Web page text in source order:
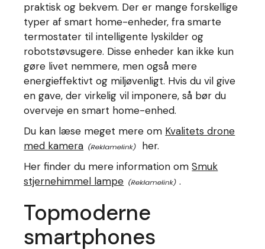
praktisk og bekvem. Der er mange forskellige
typer af smart home-enheder, fra smarte
termostater til intelligente lyskilder og
robotstøvsugere. Disse enheder kan ikke kun
gøre livet nemmere, men også mere
energieffektivt og miljøvenligt. Hvis du vil give
en gave, der virkelig vil imponere, så bør du
overveje en smart home-enhed.
Du kan læse meget mere om Kvalitets drone
med kamera
her.
Her finder du mere information omSmuk
stjernehimmel lampe
.
Topmoderne
smartphones